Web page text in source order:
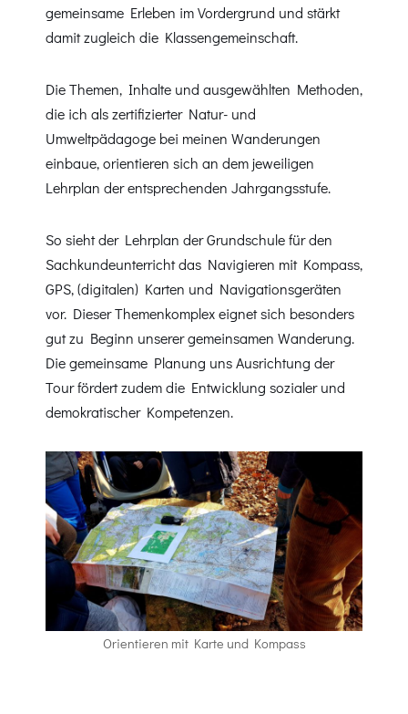
gemeinsame Erleben im Vordergrund und stärkt
damit zugleich die Klassengemeinschaft.
Die Themen, Inhalte und ausgewählten Methoden,
die ich als zertifizierter Natur- und
Umweltpädagoge bei meinen Wanderungen
einbaue, orientieren sich an dem jeweiligen
Lehrplan der entsprechenden Jahrgangsstufe.
So sieht der Lehrplan der Grundschule für den
Sachkundeunterricht das Navigieren mit Kompass,
GPS, (digitalen) Karten und Navigationsgeräten
vor. Dieser Themenkomplex eignet sich besonders
gut zu Beginn unserer gemeinsamen Wanderung.
Die gemeinsame Planung uns Ausrichtung der
Tour fördert zudem die Entwicklung sozialer und
demokratischer Kompetenzen.
Orientieren mit Karte und Kompass